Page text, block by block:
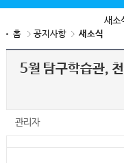
새소
홈 공지사항 새소식
5월 탐구학습관,
관리자